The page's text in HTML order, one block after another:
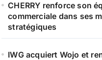
CHERRY renforce son
commerciale dans ses
stratégiques
IWG acquiert Wojo et